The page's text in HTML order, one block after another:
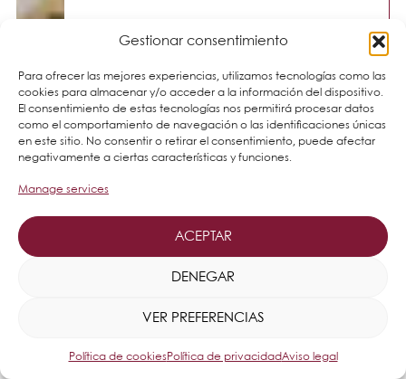
Gestionar consentimiento
Para ofrecer las mejores experiencias, utilizamos tecnologías como las
cookies para almacenar y/o acceder a la información del dispositivo.
El consentimiento de estas tecnologías nos permitirá procesar datos
como el comportamiento de navegación o las identificaciones únicas
en este sitio. No consentir o retirar el consentimiento, puede afectar
negativamente a ciertas características y funciones.
Manage services
ACEPTAR
DENEGAR
VER PREFERENCIAS
Política de cookiesPolítica de privacidadAviso legal